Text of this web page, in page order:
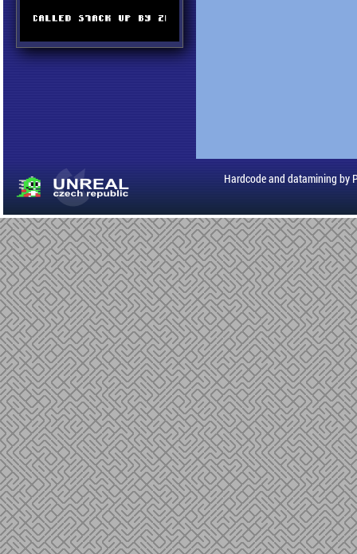
Hardcode and datamining by